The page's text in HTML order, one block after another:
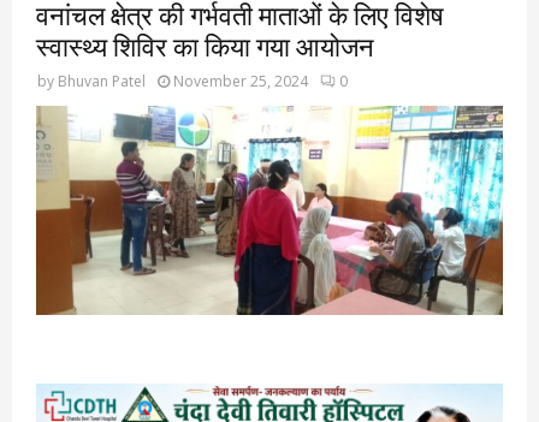
वनांचल क्षेत्र की गर्भवती माताओं के लिए विशेष
स्वास्थ्य शिविर का किया गया आयोजन
by Bhuvan Patel November 25, 2024 0